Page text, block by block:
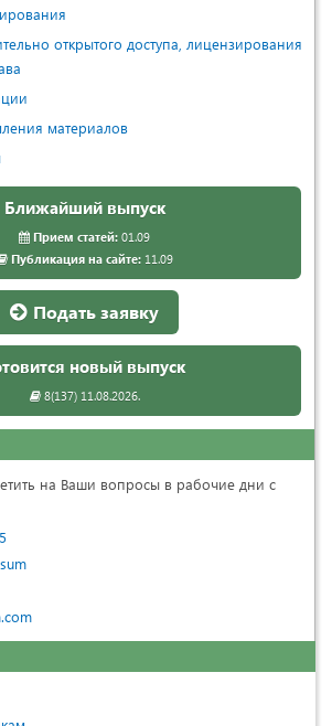
открытого доступа, лицензирования
материалов
Ближайший выпуск
Прием статей: 01.09
Публикация на сайте:11.09
Подать заявку
новый выпуск
8(137) 11.08.2026.
на Ваши вопросы в рабочие дни с